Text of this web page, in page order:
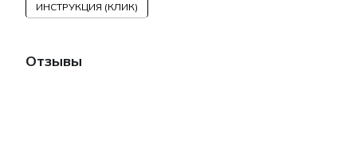
ИНСТРУКЦИЯ (КЛИК)
Отзывы